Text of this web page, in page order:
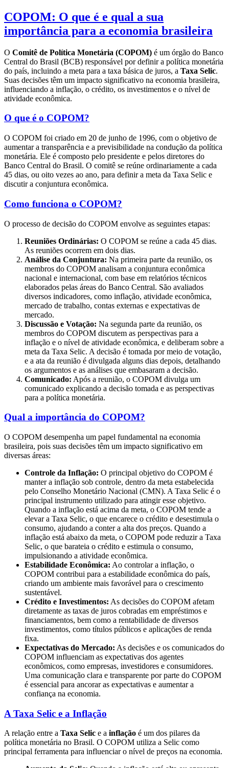
COPOM: O que é e qual a sua
importância para a economia brasileira
O Comitê de Política Monetária (COPOM) é um órgão do Banco
Central do Brasil (BCB) responsável por definir a política monetária
do país, incluindo a meta para a taxa básica de juros, a Taxa Selic.
Suas decisões têm um impacto significativo na economia brasileira,
influenciando a inflação, o crédito, os investimentos e o nível de
atividade econômica.
O que é o COPOM?
O COPOM foi criado em 20 de junho de 1996, com o objetivo de
aumentar a transparência e a previsibilidade na condução da política
monetária. Ele é composto pelo presidente e pelos diretores do
Banco Central do Brasil. O comitê se reúne ordinariamente a cada
45 dias, ou oito vezes ao ano, para definir a meta da Taxa Selic e
discutir a conjuntura econômica.
Como funciona o COPOM?
O processo de decisão do COPOM envolve as seguintes etapas:
Reuniões Ordinárias: O COPOM se reúne a cada 45 dias.
As reuniões ocorrem em dois dias.
Análise da Conjuntura: Na primeira parte da reunião, os
membros do COPOM analisam a conjuntura econômica
nacional e internacional, com base em relatórios técnicos
elaborados pelas áreas do Banco Central. São avaliados
diversos indicadores, como inflação, atividade econômica,
mercado de trabalho, contas externas e expectativas de
mercado.
Discussão e Votação: Na segunda parte da reunião, os
membros do COPOM discutem as perspectivas para a
inflação e o nível de atividade econômica, e deliberam sobre a
meta da Taxa Selic. A decisão é tomada por meio de votação,
e a ata da reunião é divulgada alguns dias depois, detalhando
os argumentos e as análises que embasaram a decisão.
Comunicado: Após a reunião, o COPOM divulga um
comunicado explicando a decisão tomada e as perspectivas
para a política monetária.
Qual a importância do COPOM?
O COPOM desempenha um papel fundamental na economia
brasileira, pois suas decisões têm um impacto significativo em
diversas áreas:
Controle da Inflação: O principal objetivo do COPOM é
manter a inflação sob controle, dentro da meta estabelecida
pelo Conselho Monetário Nacional (CMN). A Taxa Selic é o
principal instrumento utilizado para atingir esse objetivo.
Quando a inflação está acima da meta, o COPOM tende a
elevar a Taxa Selic, o que encarece o crédito e desestimula o
consumo, ajudando a conter a alta dos preços. Quando a
inflação está abaixo da meta, o COPOM pode reduzir a Taxa
Selic, o que barateia o crédito e estimula o consumo,
impulsionando a atividade econômica.
Estabilidade Econômica: Ao controlar a inflação, o
COPOM contribui para a estabilidade econômica do país,
criando um ambiente mais favorável para o crescimento
sustentável.
Crédito e Investimentos: As decisões do COPOM afetam
diretamente as taxas de juros cobradas em empréstimos e
financiamentos, bem como a rentabilidade de diversos
investimentos, como títulos públicos e aplicações de renda
fixa.
Expectativas do Mercado: As decisões e os comunicados do
COPOM influenciam as expectativas dos agentes
econômicos, como empresas, investidores e consumidores.
Uma comunicação clara e transparente por parte do COPOM
é essencial para ancorar as expectativas e aumentar a
confiança na economia.
A Taxa Selic e a Inflação
A relação entre a Taxa Selic e a inflação é um dos pilares da
política monetária no Brasil. O COPOM utiliza a Selic como
principal ferramenta para influenciar o nível de preços na economia.